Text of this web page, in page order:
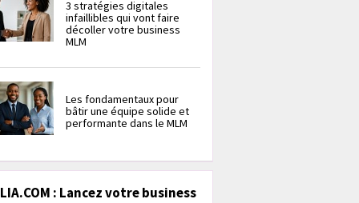
3 stratégies digitales
infaillibles qui vont faire
décoller votre business
MLM
Les fondamentaux pour
bâtir une équipe solide et
performante dans le MLM
: Lancez votre business